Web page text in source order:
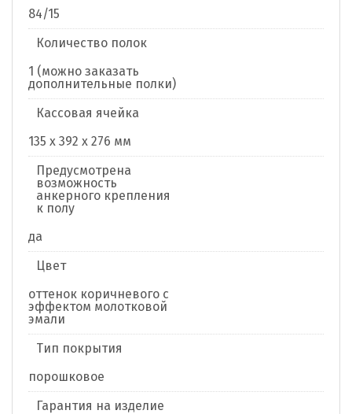
84/15
Количество полок
1 (можно заказать
дополнительные полки)
Кассовая ячейка
135 x 392 x 276 мм
Предусмотрена
возможность
анкерного крепления
к полу
да
Цвет
оттенок коричневого с
эффектом молотковой
эмали
Тип покрытия
порошковое
Гарантия на изделие